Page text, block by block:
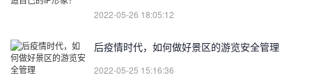
2022-05-26 18:05:12
后疫情时代，如何做好景区的游览安全管理
2022-05-25 15:16:36